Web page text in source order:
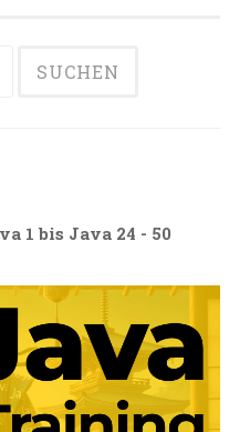
1 bis Java 24 - 50